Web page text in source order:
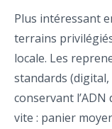
Plus intéressant
terrains
locale. Les
standards
conservant
vite : panier